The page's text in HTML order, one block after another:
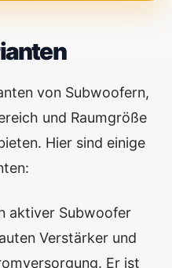
von Subwoofern,
und Raumgröße
Hier sind einige
aktiver Subwoofer
Verstärker und
Er ist